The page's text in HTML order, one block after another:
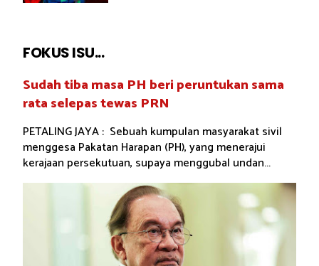
FOKUS ISU...
Sudah tiba masa PH beri peruntukan sama
rata selepas tewas PRN
PETALING JAYA : Sebuah kumpulan masyarakat sivil
menggesa Pakatan Harapan (PH), yang menerajui
kerajaan persekutuan, supaya menggubal undan...